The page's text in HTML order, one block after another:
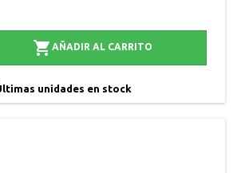
 AÑADIR AL CARRITO
unidades en stock